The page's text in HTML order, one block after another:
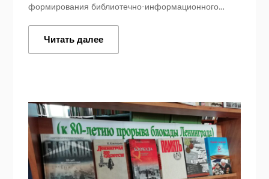
формирования библиотечно-информационного…
Читать далее